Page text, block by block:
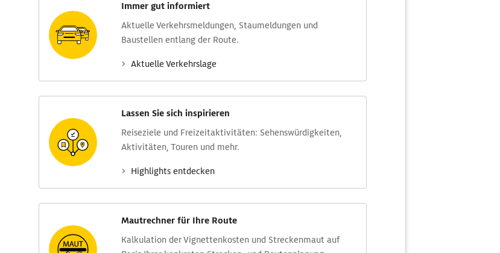
Immer gut informiert
Aktuelle Verkehrs­meldungen, Stau­meldungen und
Baustellen entlang der Route.
Aktuelle Verkehrs­lage
Lassen Sie sich inspirieren
Reise­ziele und Freizeit­aktivitäten: Sehens­würdig­keiten,
Aktivitäten, Touren und mehr.
Highlights entdecken
Mautrechner für Ihre Route
Kalkulation der Vignettenkosten und Streckenmaut auf